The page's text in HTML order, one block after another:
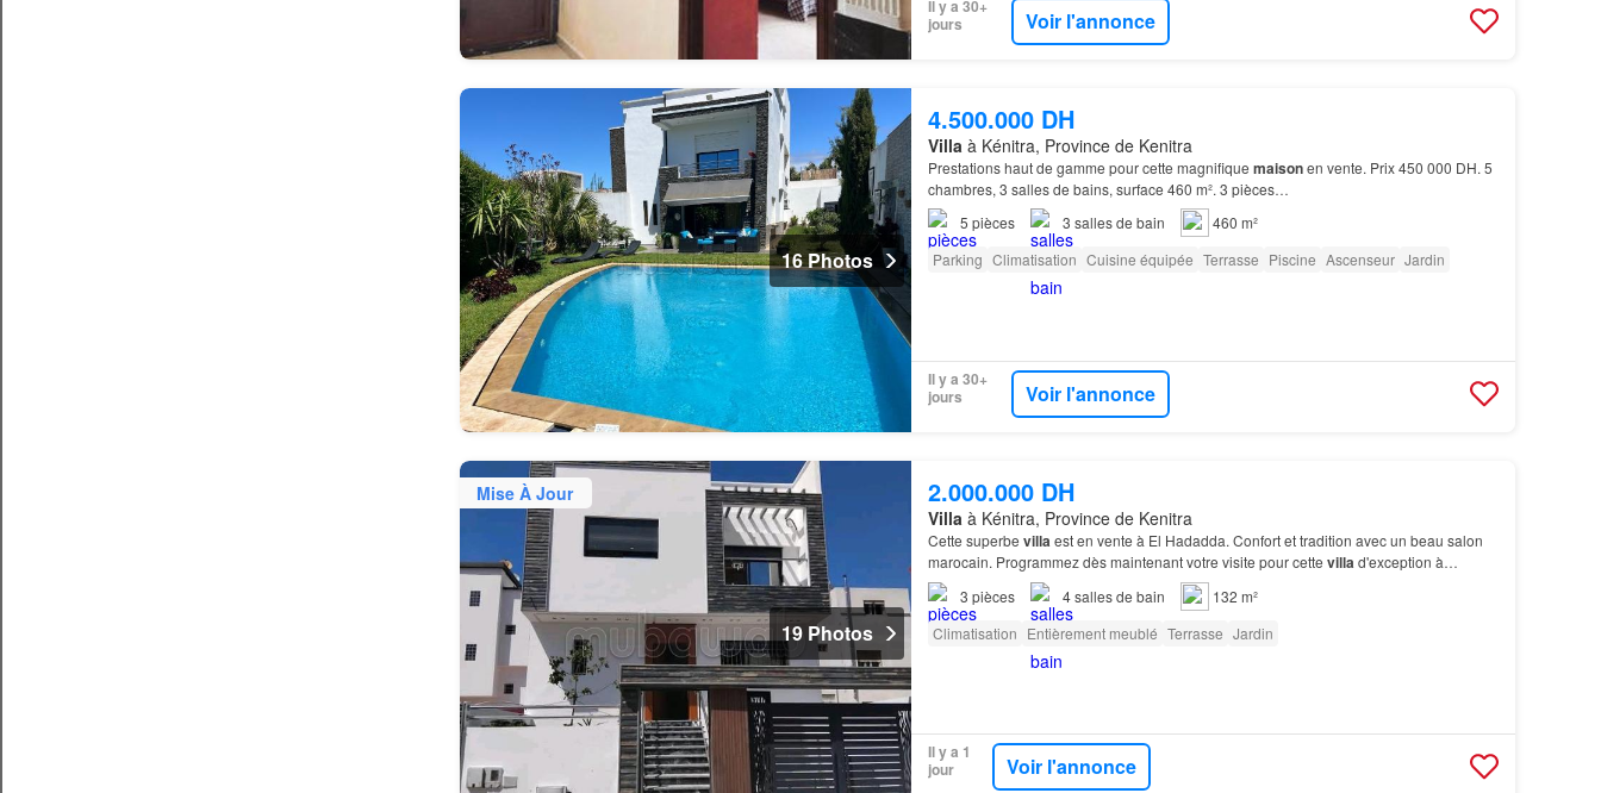
Il y a 30+
jours
Voir l'annonce
16 Photos
4.500.000 DH
Villaà Kénitra, Province de Kenitra
Prestations haut de gamme pour cette magnifique maisonen vente. Prix 450 000 DH. 5
chambres, 3 salles de bains, surface 460 m². 3 pièces…
5 pièces 3 salles de bain
460 m²
Parking Climatisation Cuisine équipée Terrasse Piscine Ascenseur Jardin
Il y a 30+
jours
Voir l'annonce
Mise À Jour
19 Photos
2.000.000 DH
Villaà Kénitra, Province de Kenitra
Cette superbe villaest en vente à El Hadadda. Confort et tradition avec un beau salon
marocain. Programmez dès maintenant votre visite pour cette villad'exception à
Kénitra . Climatisation…
3 pièces 4salles de bain
132 m²
Climatisation Entièrement meublé Terrasse Jardin
Il y a 1
jour
Voir l'annonce